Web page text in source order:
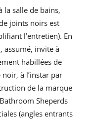
la salle de bains,
joints noirs est
l’entretien). En
assumé, invite à
habillées de
à l’instar par
de la marque
Bathroom Sheperds
(angles entrants